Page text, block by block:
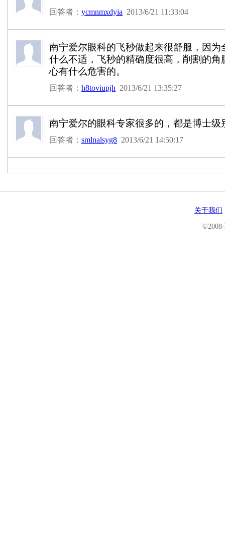
回答者： ycmnmxdyia 2013/6/21 11:33:04
南宁爱尔眼科的飞秒做起来很舒服，因为
什么不适，飞秒的精确度很高，削割的角
心有什么危害的。
回答者： h8toviupjh 2013/6/21 13:35:27
南宁爱尔的眼科专家很多的，都是博士级
回答者： smlnalsyg8 2013/6/21 14:50:17
关于我们